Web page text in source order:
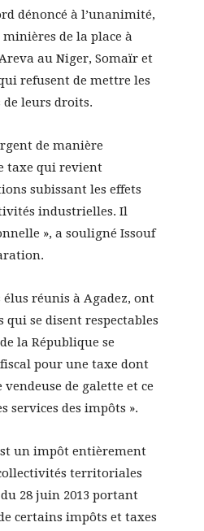
dénoncé à l’unanimité,
de la place à
au Niger, Somaïr et
refusent de mettre les
leurs droits.
de manière
taxe qui revient
subissant les effets
industrielles. Il
», a souligné Issouf
réunis à Agadez, ont
qui se disent respectables
la République se
pour une taxe dont
de galette et ce
services des impôts ».
un impôt entièrement
territoriales
28 juin 2013 portant
certains impôts et taxes